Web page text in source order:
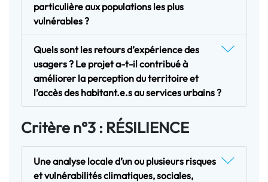
particulière aux populations les plus
vulnérables ?
Quels sont les retours d’expérience des
usagers ? Le projet a-t-il contribué à
améliorer la perception du territoire et
l’accès des habitant.e.s au services urbains ?
Critère n°3 : RÉSILIENCE
Une analyse locale d’un ou plusieurs risques
et vulnérabilités climatiques, sociales,